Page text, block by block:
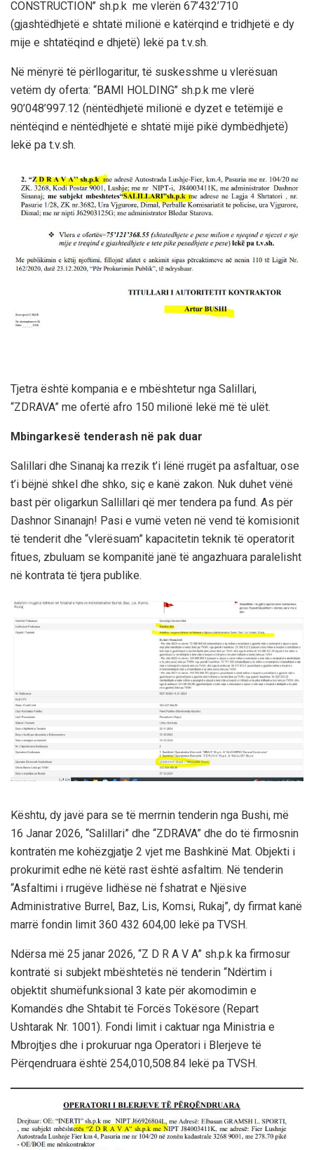
CONSTRUCTION’’ sh.p.k me vlerën 67’432’710
(gjashtëdhjetë e shtatë milionë e katërqind e tridhjetë e dy
mije e shtatëqind e dhjetë) lekë pa t.v.sh.
Në mënyrë të përllogaritur, të suskesshme u vlerësuan
vetëm dy oferta: “BAMI HOLDING’’ sh.p.k me vlerë
90’048’997.12 (nëntëdhjetë milionë e dyzet e tetëmijë e
nëntëqind e nëntëdhjetë e shtatë mijë pikë dymbëdhjetë)
lekë pa t.v.sh.
Tjetra është kompania e e mbështetur nga Salillari,
“ZDRAVA” me ofertë afro 150 milionë lekë më të ulët.
Mbingarkesë tenderash në pak duar
Salillari dhe Sinanaj ka rrezik t’i lënë rrugët pa asfaltuar, ose
t’i bëjnë shkel dhe shko, siç e kanë zakon. Nuk duhet vënë
bast për oligarkun Sallillari që mer tendera pa fund. As për
Dashnor Sinanajn! Pasi e vumë veten në vend të komisionit
të tenderit dhe “vlerësuam” kapacitetin teknik të operatorit
fitues, zbuluam se kompanitë janë të angazhuara paralelisht
në kontrata të tjera publike.
Kështu, dy javë para se të merrnin tenderin nga Bushi, më
16 Janar 2026, “Salillari” dhe “ZDRAVA” dhe do të firmosnin
kontratën me kohëzgjatje 2 vjet me Bashkinë Mat. Objekti i
prokurimit edhe në këtë rast është asfaltim. Në tenderin
“Asfaltimi i rrugëve lidhëse në fshatrat e Njësive
Administrative Burrel, Baz, Lis, Komsi, Rukaj”, dy firmat kanë
marrë fondin limit 360 432 604,00 lekë pa TVSH.
Ndërsa më 25 janar 2026, “Z D R A V A” sh.p.k ka firmosur
kontratë si subjekt mbështetës në tenderin “Ndërtim i
objektit shumëfunksional 3 kate për akomodimin e
Komandës dhe Shtabit të Forcës Tokësore (Repart
Ushtarak Nr. 1001). Fondi limit i caktuar nga Ministria e
Mbrojtjes dhe i prokuruar nga Operatori i Blerjeve të
Përqendruara është 254,010,508.84 lekë pa TVSH.